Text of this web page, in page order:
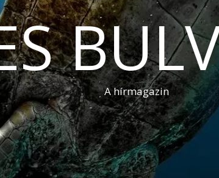
A hírmagazin